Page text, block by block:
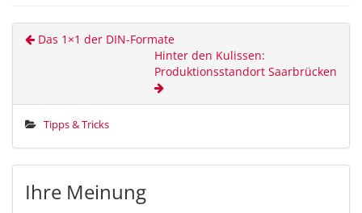
Das 1×1 der DIN-Formate
Hinter den Kulissen:
Produktionsstandort Saarbrücken
Tipps & Tricks
Ihre Meinung